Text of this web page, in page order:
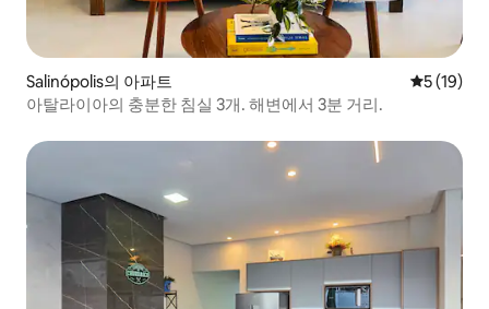
Salinópolis의 아파트 평점 5점
5 (19)
아탈라이아의 충분한 침실 3개. 해변에서 3분 거리.